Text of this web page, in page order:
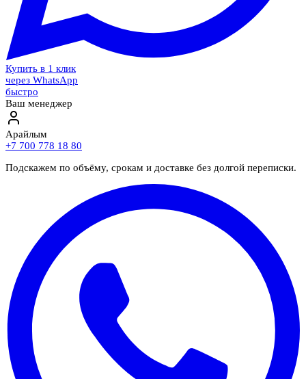
Купить в 1 клик
через WhatsApp
быстро
Ваш менеджер
Арайлым
+7 700 778 18 80
Подскажем по объёму, срокам и доставке без долгой переписки.